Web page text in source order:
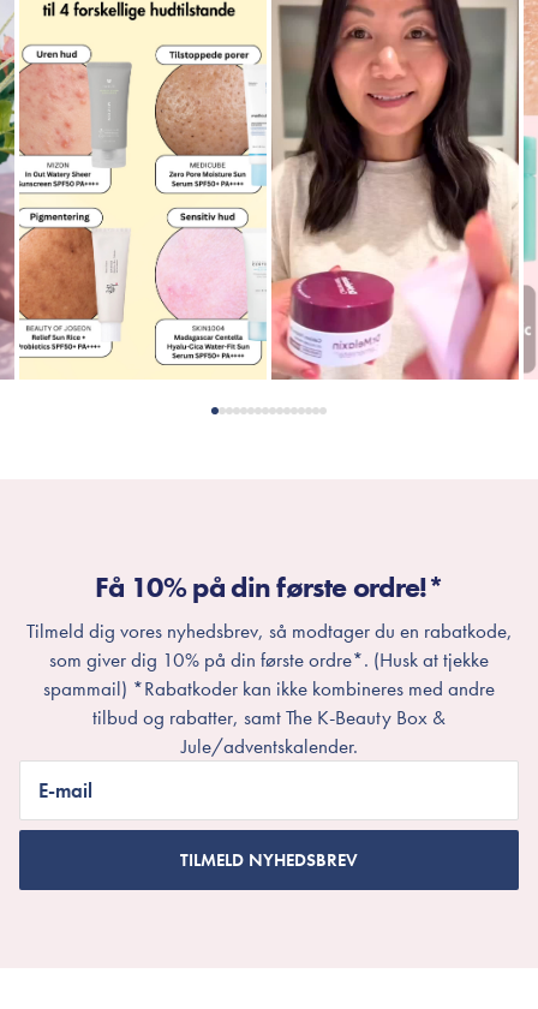
Få 10% på din første ordre!*
Tilmeld dig vores nyhedsbrev, så modtager du en rabatkode,
som giver dig 10% på din første ordre*. (Husk at tjekke
spammail) *Rabatkoder kan ikke kombineres med andre
tilbud og rabatter, samt The K-Beauty Box &
Jule/adventskalender.
E-mail
TILMELD NYHEDSBREV